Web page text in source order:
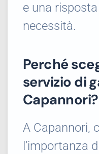
e una
necessità.
Perché
servizio di
Capannori?
A Capannori,
l’importanza